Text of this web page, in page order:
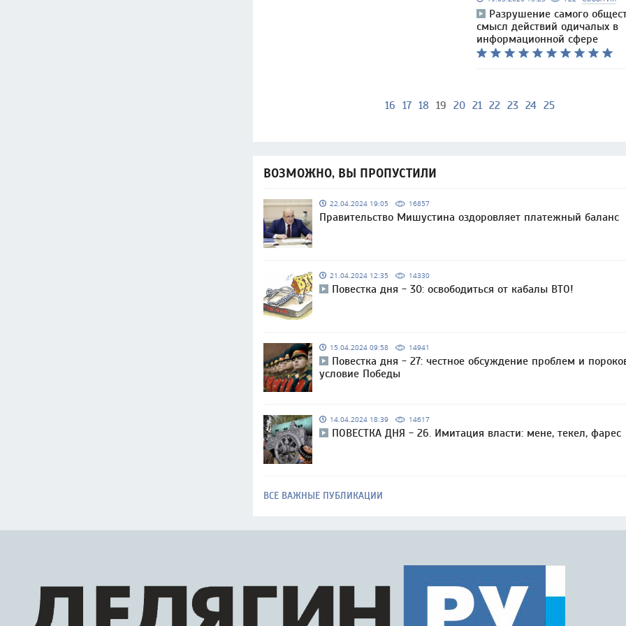
Разрушение самого
смысл действий одичалых в
информационной сфере
16 17 18 19 20 21 22 23 24 25
ВОЗМОЖНО, ВЫ ПРОПУСТИЛИ
22.04.2024 19:05 16857
Правительство Мишустина оздоровляет платежный баланс
21.04.2024 12:35 14330
Повестка дня - 30: освободиться от кабалы ВТО!
15.04.2024 09:58 14941
Повестка дня - 27: честное обсуждение проблем и
условие Победы
14.04.2024 18:39 14617
ПОВЕСТКА ДНЯ - 26. Имитация власти: мене, текел, фарес
ВСЕ ВАЖНЫЕ ПУБЛИКАЦИИ